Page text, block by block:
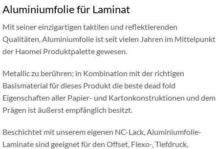
Aluminiumfolie für Laminat
Mit seiner einzigartigen taktilen und reflektierenden
Qualitäten, Aluminiumfolie ist seit vielen Jahren im Mittelpunkt
der Haomei Produktpalette gewesen.
Metallic zu berühren; in Kombination mit der richtigen
Basismaterial für dieses Produkt die beste dead fold
Eigenschaften aller Papier- und Kartonkonstruktionen und dem
Prägen ist äußerst empfänglich besitzt.
Beschichtet mit unserem eigenen NC-Lack, Aluminiumfolie-
Laminate sind geeignet für den Offset, Flexo-, Tiefdruck,